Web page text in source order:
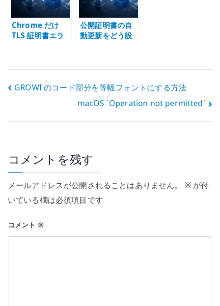
Chrome だけ
TLS 証明書エラ
を確認する
公開証明書の自
動更新をどう設
投
ゲ
ー
シ
ョ
GROWI のコード部分を等幅フォントにする方法
macOS `Operation not permitted`
コメントを残す
メールアドレスが公開されることはありません。 ※が付
いている欄は必須項目です
コメント ※